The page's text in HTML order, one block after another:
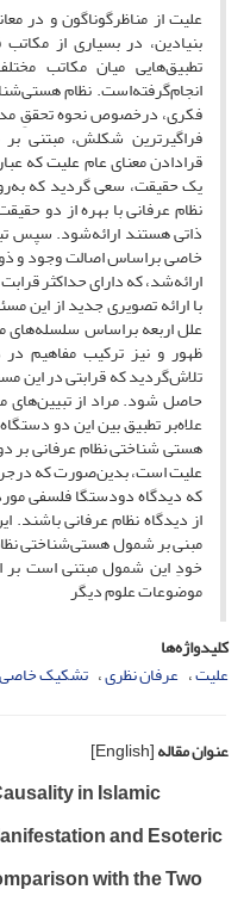
علیت از مناظرگوناگون و در
بنیادین، در بسیاری از
تطبیق‌هایی میان مکاتب
انجام‌گرفته‌است. نظام
فکری، درخصوص نحوه تحققِ
فراگیرترین شکلش، مبتنی
قرادادن معنای عام علیت که
یک حقیقت، سعی گردید که
نظام عرفانی با بهره از دو
ذاتی هستند ارائه‌شود. سپس
خاصی براساس اصالت وجود و
ارائه‌شد، که دارای حداکثر
با ارائه تصویری جدید از این
علل اربعه براساس سلسله‌های
ظهور و نیز ترکیب مفاهیم
تلاش‌گردید که قرابتی در این
حاصل شود. مراد از تبیین‌های
علاه‌بر تطبیق بین این دو
هستی شناختی نظام عرفانی بر
علیت است، بدین‌صورت که
که دیدگاه دودستگا فلسفی
از دیدگاه نظام عرفانی
مبنی بر شمول هستی‌شناختی
خودِ این شمول مبتنی است
موضوعات علوم دیگر
کلیدواژه‌ها
علیت عرفان نظری تشکیک خاصی
عنوان مقاله[English]
in Islamic
and Esoteric
with the Two